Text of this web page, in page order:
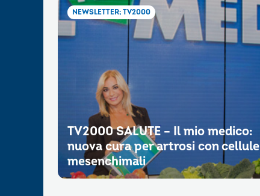
NEWSLETTER; TV2000
TV2000 SALUTE – Il mio medico:
nuova cura per artrosi con cellule
mesenchimali